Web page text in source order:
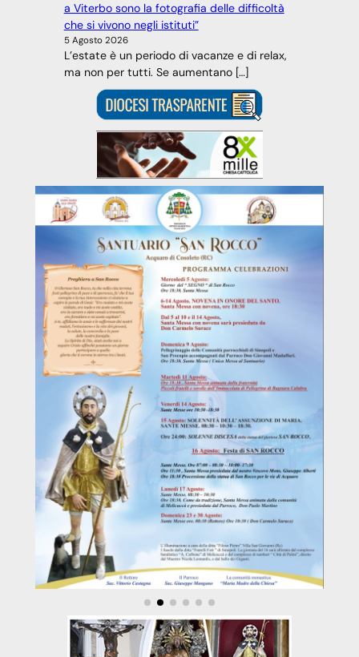
a Viterbo sono la fotografia delle difficoltà
che si vivono negli istituti”
5 Agosto 2026
L’estate è un periodo di vacanze e di relax,
ma non per tutti. Se aumentano […]